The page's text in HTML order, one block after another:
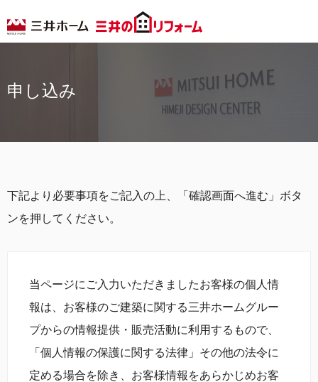
申し込み
下記より必要事項をご記入の上、「確認画面へ進む」ボタ
ンを押してください。
当ページにご入力いただきましたお客様の個人情
報は、お客様のご建築に関する三井ホームグルー
プからの情報提供・販売活動に利用するもので、
「個人情報の保護に関する法律」その他の法令に
定める場合を除き、お客様情報をあらかじめお客